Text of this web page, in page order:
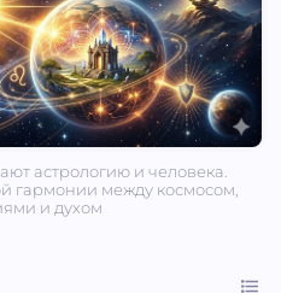
астрологию и человека.
гармонии между космосом,
и духом